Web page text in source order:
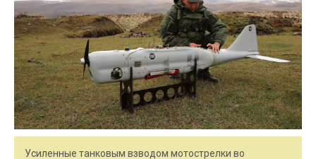
Усиленные танковым взводом мотострелки во